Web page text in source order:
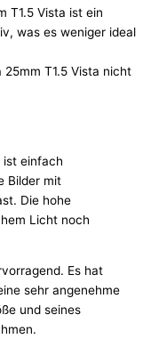
T1.5 Vista ist ein
was es weniger ideal
25mm T1.5 Vista nicht
ist einfach
Bilder mit
Die hohe
Licht noch
Es hat
sehr angenehme
und seines